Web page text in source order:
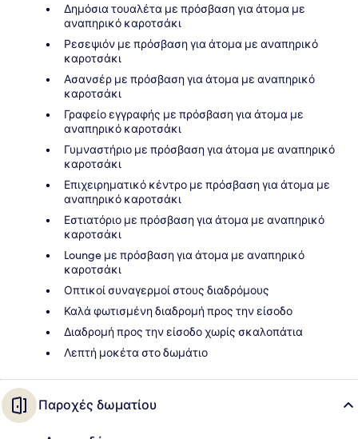
Δημόσια τουαλέτα με πρόσβαση για άτομα με
αναπηρικό καροτσάκι
Ρεσεψιόν με πρόσβαση για άτομα με αναπηρικό
καροτσάκι
Ασανσέρ με πρόσβαση για άτομα με αναπηρικό
καροτσάκι
Γραφείο εγγραφής με πρόσβαση για άτομα με
αναπηρικό καροτσάκι
Γυμναστήριο με πρόσβαση για άτομα με αναπηρικό
καροτσάκι
Επιχειρηματικό κέντρο με πρόσβαση για άτομα με
αναπηρικό καροτσάκι
Εστιατόριο με πρόσβαση για άτομα με αναπηρικό
καροτσάκι
Lounge με πρόσβαση για άτομα με αναπηρικό
καροτσάκι
Οπτικοί συναγερμοί στους διαδρόμους
Καλά φωτισμένη διαδρομή προς την είσοδο
Διαδρομή προς την είσοδο χωρίς σκαλοπάτια
Λεπτή μοκέτα στο δωμάτιο
Παροχές δωματίου